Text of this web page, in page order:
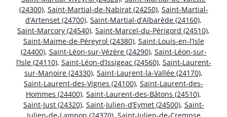
(24300), Saint-Martial-de-Nabirat (24250), Saint-Martial-
d’Artenset (24700), Saint-Martial-d’Albarède (24160),
Saint-Marcory (24540), Saint-Marcel-du-Périgord (24510),
Saint-Maime-de-Péreyrol (24380), Saint-Louis-en-l’Isle
(24400), Saint-Léon-sur-Vézère (24290), Saint-Léon-sur-
l’Isle (24110), Saint-Léon-d’Issigeac (24560), Saint-Laurent-
sur-Manoire (24330), Saint-Laurent-la-Vallée (24170),
Saint-Laurent-des-Vignes (24100), Saint-Laurent-des-
Hommes (24400), Saint-Laurent-des-Bâtons (24510),
Saint-Just (24320), Saint-Julien-d’Eymet (24500), Saint-